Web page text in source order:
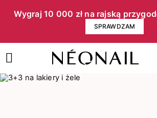
Wygraj 10 000 zł na rajską
SPRAWDZAM